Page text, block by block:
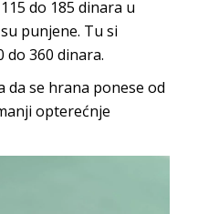
do 185 dinara u
punjene. Tu si
do 360 dinara.
da se hrana ponese od
opterećnje